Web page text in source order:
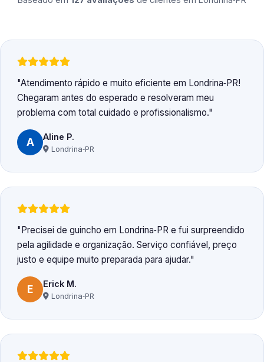
Atendimento rápido e muito eficiente em Londrina‑PR!
Chegaram antes do esperado e resolveram meu
problema com total cuidado e profissionalismo.
A Aline P.
Londrina‑PR
Precisei de guincho em Londrina‑PR e fui surpreendido
pela agilidade e organização. Serviço confiável, preço
justo e equipe muito preparada para ajudar.
E Erick M.
Londrina‑PR